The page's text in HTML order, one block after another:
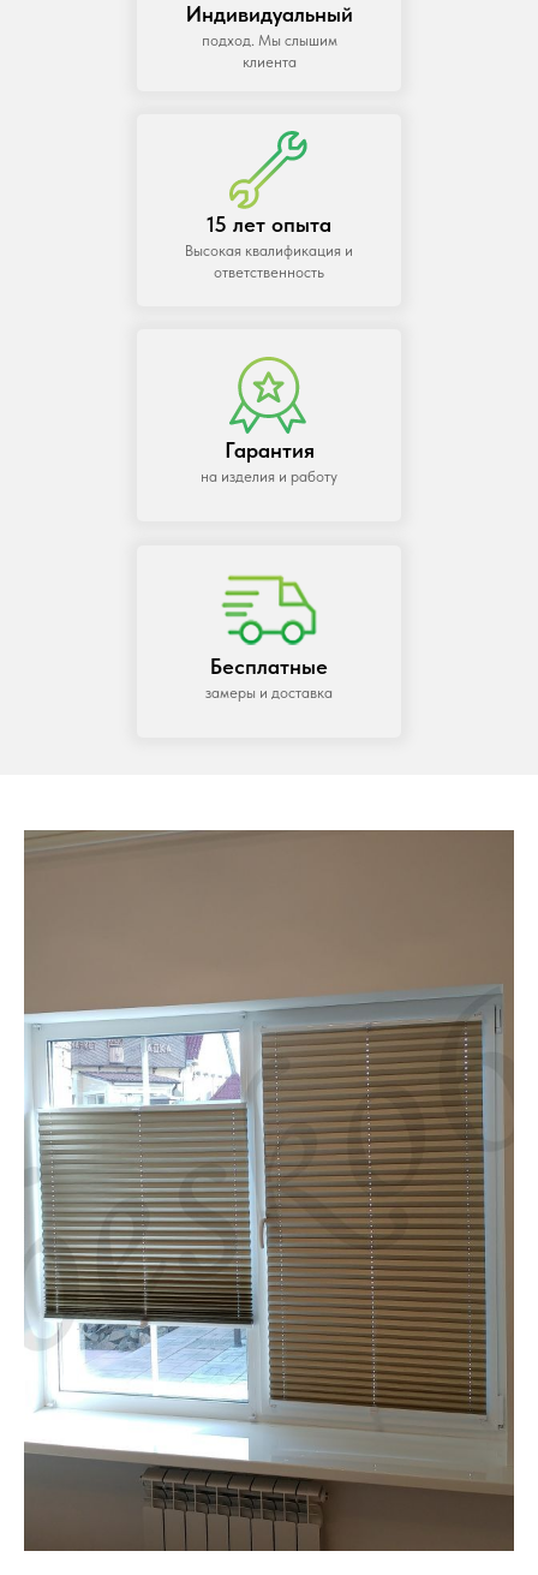
подход. Мы слышим
клиента
Высокая квалификация и
ответственность
на изделия и работу
Индивидуальный
15 лет опыта
Гарантия
замеры и доставка
Бесплатные